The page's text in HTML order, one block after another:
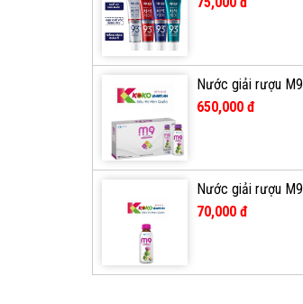
Nước giải rượu M9
Healthy Liver -Hộp
650,000 đ
Nước giải rượu M9
Healthy Liver Hàn
70,000 đ